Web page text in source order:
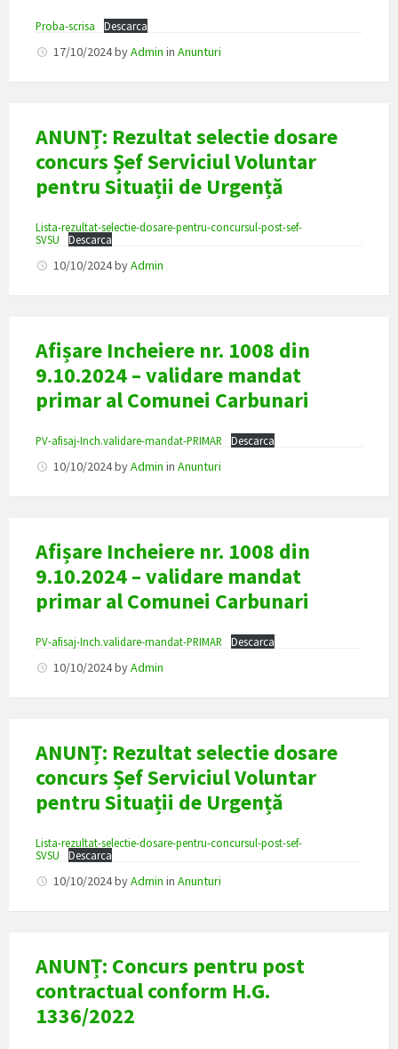
Proba-scrisa Descarca
17/10/2024byAdmin in Anunturi
ANUNȚ: Rezultat selectie dosare
concurs Șef Serviciul Voluntar
pentru Situații de Urgență
Lista-rezultat-selectie-dosare-pentru-concursul-post-sef-
SVSU
Descarca
10/10/2024byAdmin
Afișare Incheiere nr. 1008 din
9.10.2024 – validare mandat
primar al Comunei Carbunari
PV-afisaj-Inch.validare-mandat-PRIMAR Descarca
10/10/2024byAdmin in Anunturi
Afișare Incheiere nr. 1008 din
9.10.2024 – validare mandat
primar al Comunei Carbunari
PV-afisaj-Inch.validare-mandat-PRIMAR Descarca
10/10/2024byAdmin
ANUNȚ: Rezultat selectie dosare
concurs Șef Serviciul Voluntar
pentru Situații de Urgență
Lista-rezultat-selectie-dosare-pentru-concursul-post-sef-
SVSU
Descarca
10/10/2024byAdmin in Anunturi
ANUNȚ: Concurs pentru post
contractual conform H.G.
1336/2022